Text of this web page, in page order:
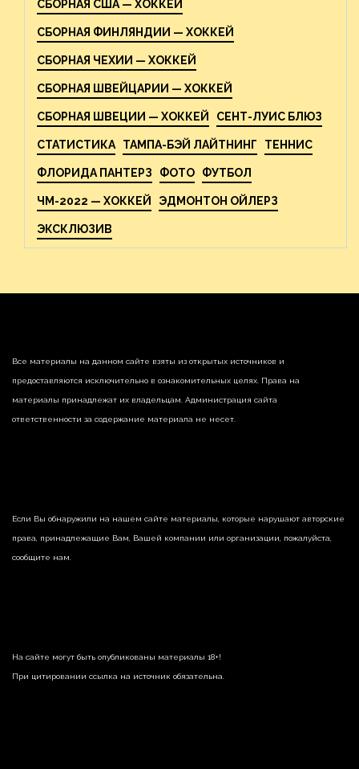
СБОРНАЯ США — ХОККЕЙ
СБОРНАЯ ФИНЛЯНДИИ — ХОККЕЙ
СБОРНАЯ ЧЕХИИ — ХОККЕЙ
СБОРНАЯ ШВЕЙЦАРИИ — ХОККЕЙ
СБОРНАЯ ШВЕЦИИ — ХОККЕЙ СЕНТ-ЛУИС БЛЮЗ
СТАТИСТИКА ТАМПА-БЭЙ ЛАЙТНИНГ ТЕННИС
ФЛОРИДА ПАНТЕРЗ ФОТО ФУТБОЛ
ЧМ-2022 — ХОККЕЙ ЭДМОНТОН ОЙЛЕРЗ
ЭКСКЛЮЗИВ
Все материалы на данном сайте взяты из открытых источников и
предоставляются исключительно в ознакомительных целях. Права на
материалы принадлежат их владельцам. Администрация сайта
ответственности за содержание материала не несет.
Если Вы обнаружили на нашем сайте материалы, которые нарушают авторские
права, принадлежащие Вам, Вашей компании или организации, пожалуйста,
сообщите нам.
На сайте могут быть опубликованы материалы 18+!
При цитировании ссылка на источник обязательна.